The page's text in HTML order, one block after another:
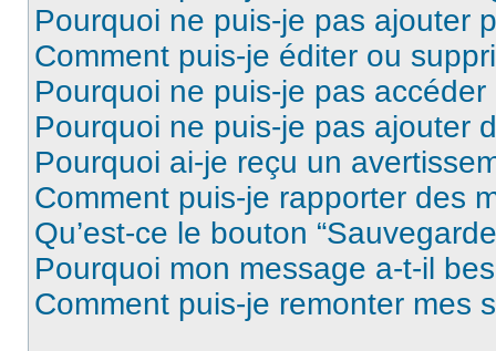
Pourquoi ne puis-je pas ajouter
Comment puis-je éditer ou
Pourquoi ne puis-je pas
Pourquoi ne puis-je pas ajouter
Pourquoi ai-je reçu un
Comment puis-je rapporter des
Qu’est-ce le bouton
Pourquoi mon message a-t-il
Comment puis-je remonter mes